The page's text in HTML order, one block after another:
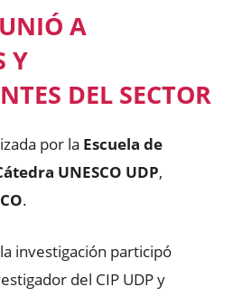
A
Y
DEL SECTOR
por la Escuela de
UNESCO UDP,
.
investigación participó
del CIP UDP y